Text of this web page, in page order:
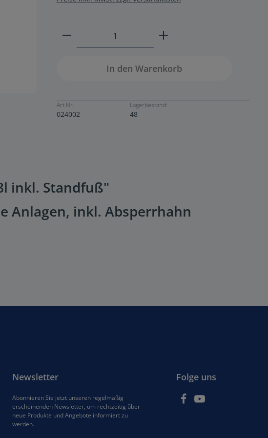
Produkt Anzahl: Gib den
In den Warenkorb
Art.Nr.:
024002
Lagerbestand:
48
inkl. Standfuß"
Anlagen, inkl. Absperrhahn
Newsletter
Abonnieren Sie jetzt unseren regelmäßig
erscheinenden Newsletter, um rechtzeitig über
neue Produkte und Angebote informiert zu
werden.
Folge uns